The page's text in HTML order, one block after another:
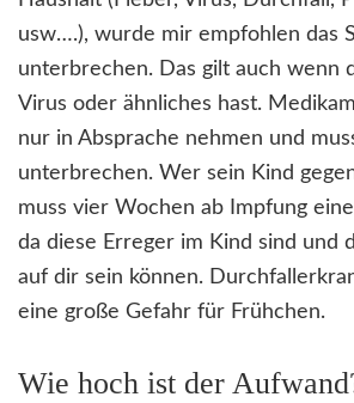
usw….), wurde mir empfohlen das
unterbrechen. Das gilt auch wenn
Virus oder ähnliches hast.
nur in Absprache nehmen und
unterbrechen. Wer sein Kind
muss vier Wochen ab Impfung
da diese Erreger im Kind sind und
auf dir sein können.
eine große Gefahr für Frühchen.
Wie hoch ist der